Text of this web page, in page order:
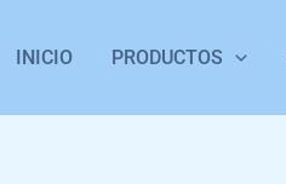
INICIO PRODUCTOS